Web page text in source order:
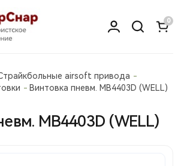
0
airsoft привода
Винтовка пневм. MB4403D (WELL)
MB4403D (WELL)